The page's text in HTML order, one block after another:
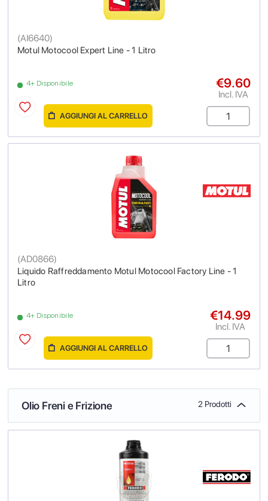
Motul Motocool Expert Line - 1 Litro
(AI6640)
4+ Disponibile €9.60
Incl. IVA
AGGIUNGI AL CARRELLO
Liquido Raffreddamento Motul Motocool Factory Line - 1
Litro
(AD0866)
4+ Disponibile €14.99
Incl. IVA
AGGIUNGI AL CARRELLO
Olio Freni e Frizione 2 Prodotti